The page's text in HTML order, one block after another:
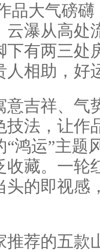
品大气磅
云瀑从高处
下有两三处
人相助，好
吉祥、气
技法，让作
“鸿运”主题
收藏。一轮
头的即视感
荐的五款